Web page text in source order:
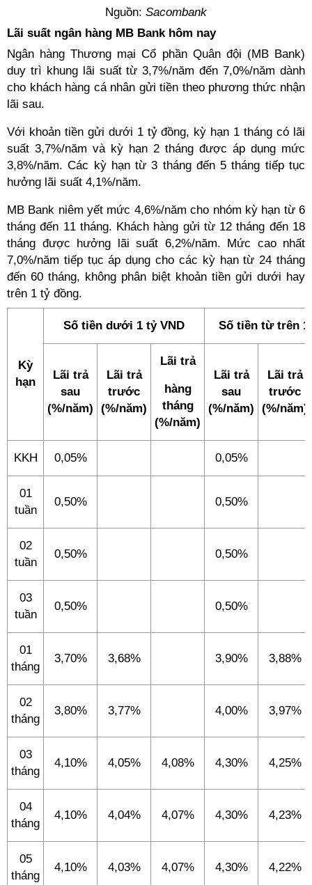
Nguồn: Sacombank
Lãi suất ngân hàng MB Bank hôm nay
Ngân hàng Thương mại Cổ phần Quân đội (MB Bank)
duy trì khung lãi suất từ 3,7%/năm đến 7,0%/năm dành
cho khách hàng cá nhân gửi tiền theo phương thức nhận
lãi sau.
Với khoản tiền gửi dưới 1 tỷ đồng, kỳ hạn 1 tháng có lãi
suất 3,7%/năm và kỳ hạn 2 tháng được áp dụng mức
3,8%/năm. Các kỳ hạn từ 3 tháng đến 5 tháng tiếp tục
hưởng lãi suất 4,1%/năm.
MB Bank niêm yết mức 4,6%/năm cho nhóm kỳ hạn từ 6
tháng đến 11 tháng. Khách hàng gửi từ 12 tháng đến 18
tháng được hưởng lãi suất 6,2%/năm. Mức cao nhất
7,0%/năm tiếp tục áp dụng cho các kỳ hạn từ 24 tháng
đến 60 tháng, không phân biệt khoản tiền gửi dưới hay
trên 1 tỷ đồng.
Kỳ
hạn
Số tiền dưới 1 tỷ VND Số tiền từ trên 1
Lãi trả
sau
(%/năm)
Lãi trả
trước
(%/năm)
Lãi trả
hàng
tháng
(%/năm)
Lãi trả
sau
(%/năm)
Lãi trả
trước
(%/năm)
KKH 0,05% 0,05%
01
tuần
0,50% 0,50%
02
tuần
0,50% 0,50%
03
tuần
0,50% 0,50%
01
tháng
3,70% 3,68% 3,90% 3,88%
02
tháng
3,80% 3,77% 4,00% 3,97%
03
tháng
4,10% 4,05% 4,08% 4,30% 4,25%
04
tháng
4,10% 4,04% 4,07% 4,30% 4,23%
05
tháng
4,10% 4,03% 4,07% 4,30% 4,22%